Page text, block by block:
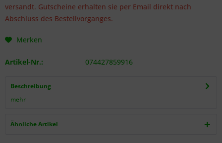
versandt. Gutscheine erhalten sie per Email direkt nach
Abschluss des Bestellvorganges.
Merken
Artikel-Nr.: 074427859916
Beschreibung
mehr
Ähnliche Artikel